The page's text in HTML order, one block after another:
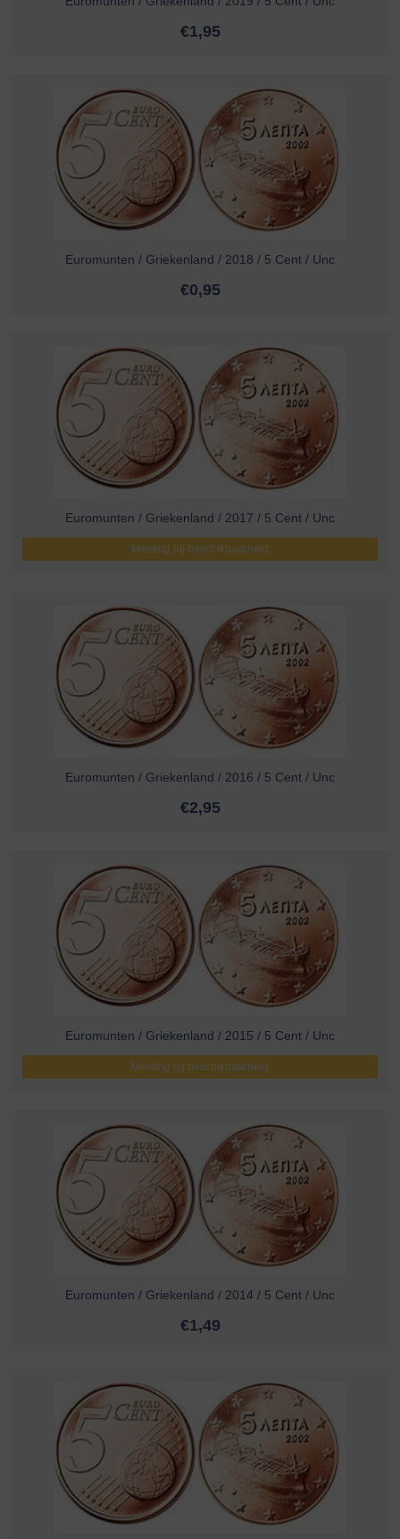
€1,95
Euromunten / Griekenland / 2018 / 5 Cent / Unc
€0,95
Euromunten / Griekenland / 2017 / 5 Cent / Unc
Melding bij beschikbaarheid
Euromunten / Griekenland / 2016 / 5 Cent / Unc
€2,95
Euromunten / Griekenland / 2015 / 5 Cent / Unc
Melding bij beschikbaarheid
Euromunten / Griekenland / 2014 / 5 Cent / Unc
€1,49